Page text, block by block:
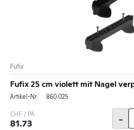
Fufix
Fufix 25 cm violett mit Nagel
Artikel-Nr: 860.025
CHF / PA
81.73 -